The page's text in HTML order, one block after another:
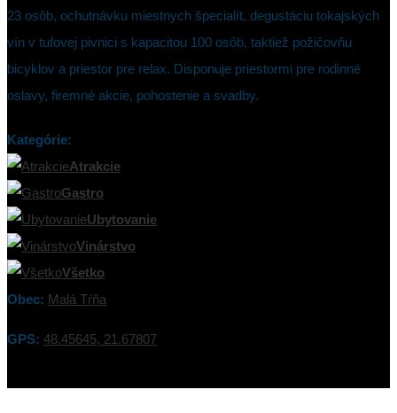
23 osôb, ochutnávku miestnych špecialít, degustáciu tokajských
vín v tufovej pivnici s kapacitou 100 osôb, taktiež požičovňu
bicyklov a priestor pre relax. Disponuje priestormi pre rodinné
oslavy, firemné akcie, pohostenie a svadby.
Kategórie:
Atrakcie
Gastro
Ubytovanie
Vinárstvo
Všetko
Obec: Malá Tŕňa
GPS: 48.45645, 21.67807